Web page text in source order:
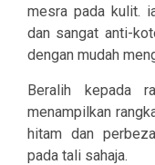
mesra pada kulit.
dan sangat anti-
dengan mudah
Beralih kepada
menampilkan
hitam dan
pada tali sahaja.